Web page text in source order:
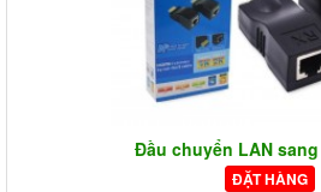
Đầu chuyển LAN sang
ĐẶT HÀNG